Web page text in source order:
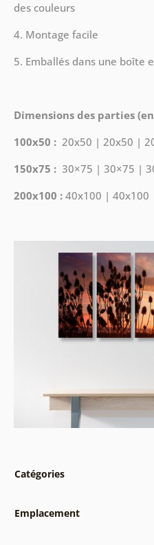
des couleurs
4. Montage facile
5. Emballés dans une boîte
Dimensions des parties
100x50 : 20x50 | 20x50 |
150x75 : 30×75 | 30×75 |
200x100 : 40x100 |
Catégories
Emplacement